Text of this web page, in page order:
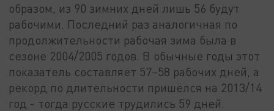
образом, из 90 зимних дней лишь 56 будут
рабочими. Последний раз аналогичная по
продолжительности рабочая зима была в
сезоне 2004/2005 годов. В обычные годы этот
показатель составляет 57–58 рабочих дней, а
рекорд по длительности пришёлся на 2013/14
год - тогда русские трудились 59 дней.